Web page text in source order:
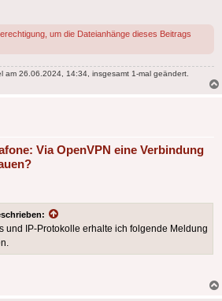
um die Dateianhänge dieses Beitrags
am 26.06.2024, 14:34, insgesamt 1-mal geändert.
Via OpenVPN eine Verbindung
und IP-Protokolle erhalte ich folgende Meldung